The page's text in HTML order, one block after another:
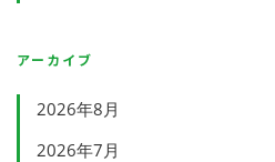
アーカイブ
2026年8月
2026年7月